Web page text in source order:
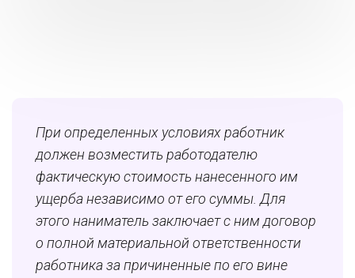
При определенных условиях работник
должен возместить работодателю
фактическую стоимость нанесенного им
ущерба независимо от его суммы. Для
этого наниматель заключает с ним договор
о полной материальной ответственности
работника за причиненные по его вине